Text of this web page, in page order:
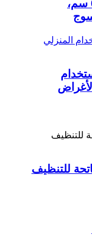
مرة واحدة، مقاس 30 × 60 سم،
للتنظيف